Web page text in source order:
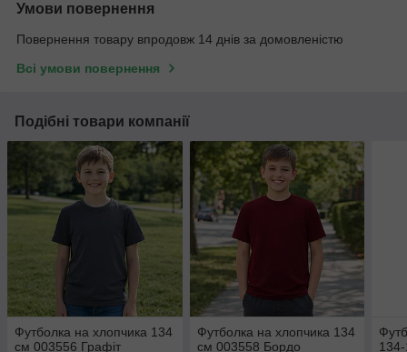
Умови повернення
Повернення товару впродовж 14 днів за домовленістю
Всі умови повернення
Подібні товари компанії
Футболка на хлопчика 134
см 003556 Графіт
Футболка на хлопчика 134
см 003558 Бордо